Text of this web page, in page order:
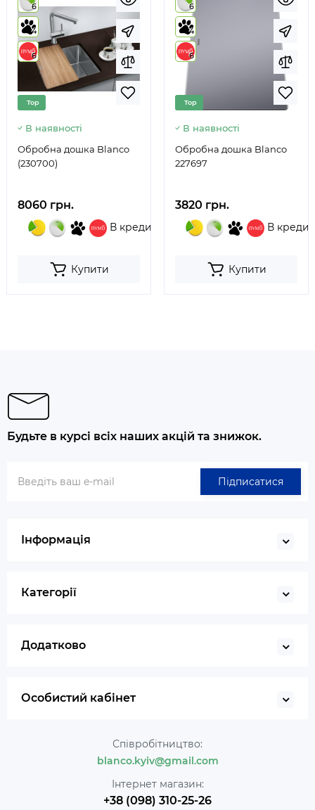
6
4
6
Top
В наявності
Обробна дошка Blanco
(230700)
8060 грн.
В кредит
Купити
6
4
6
Top
В наявності
Обробна дошка Blanco
227697
3820 грн.
В кредит
Купити
Будьте в курсі всіх наших акцій та знижок.
Підписатися
Інформація
Категорії
Додатково
Особистий кабінет
Співробітництво:
blanco.kyiv@gmail.com
Інтернет магазин:
+38 (098) 310-25-26